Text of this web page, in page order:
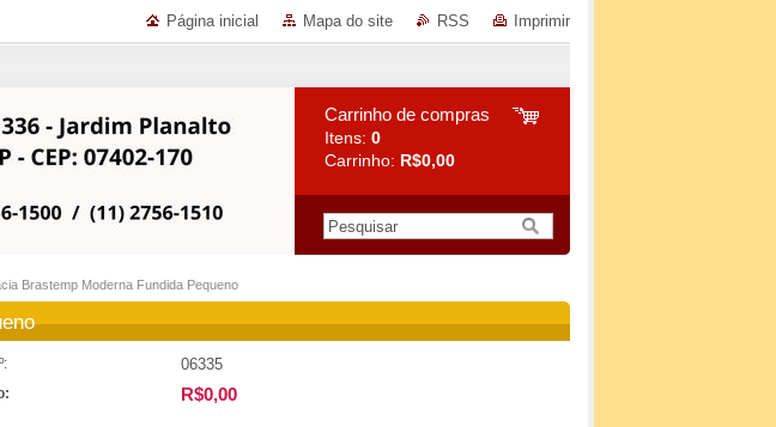
Página inicial Mapa do site RSS Imprimir
Carrinho de compras
Itens: 0
Carrinho: R$0,00
Brastemp Moderna Fundida Pequeno
06335
R$0,00